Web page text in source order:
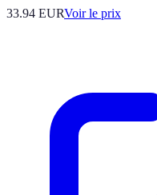
33.94 EURVoir le prix